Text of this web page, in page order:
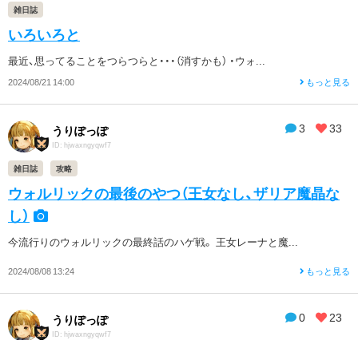
雑日誌
いろいろと
最近、思ってることをつらつらと・・・（消すかも） ・ウォ...
2024/08/21 14:00 もっと見る
3 33
うりぽっぽ
ID: hjwaxngyqwf7
雑日誌 攻略
ウォルリックの最後のやつ（王女なし、ザリア魔晶な
し）
今流行りのウォルリックの最終話のハゲ戦。 王女レーナと魔...
2024/08/08 13:24 もっと見る
0 23
うりぽっぽ
ID: hjwaxngyqwf7